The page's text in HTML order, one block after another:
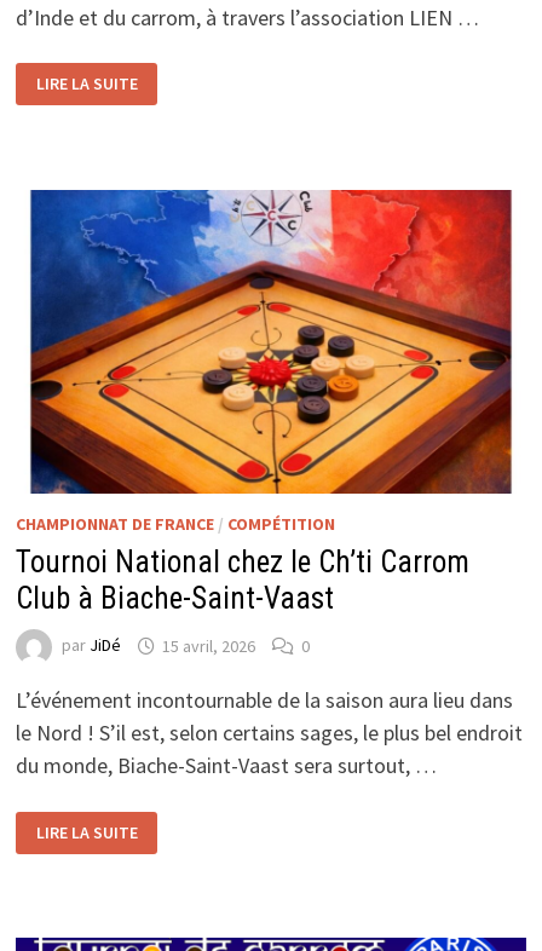
d’Inde et du carrom, à travers l’association LIEN …
NOUVEAU
CLUB
À
25/04
LIRE LA SUITE
CHAMPIONNAT DE FRANCE/ COMPÉTITION
Tournoi National chez le Ch’ti Carrom
Club à Biache-Saint-Vaast
par JiDé 15 avril, 2026 0
L’événement incontournable de la saison aura lieu dans
le Nord ! S’il est, selon certains sages, le plus bel endroit
du monde, Biache-Saint-Vaast sera surtout, …
NATIONAL
CHEZ
À
LIRE LA SUITE